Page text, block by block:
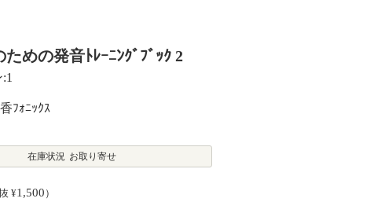
めの発音ﾄﾚｰﾆﾝｸﾞﾌﾞｯｸ 2
ﾌｫﾆｯｸｽ
在庫状況 お取り寄せ
¥1,500 ）